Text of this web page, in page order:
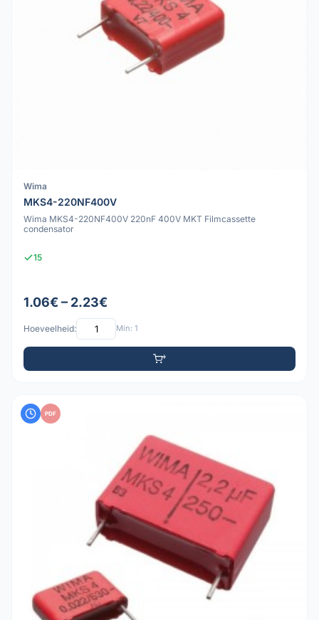
Wima
MKS4-220NF400V
Wima MKS4-220NF400V 220nF 400V MKT Filmcassette
condensator
15
1.06€ – 2.23€
Hoeveelheid: Min: 1
PDF